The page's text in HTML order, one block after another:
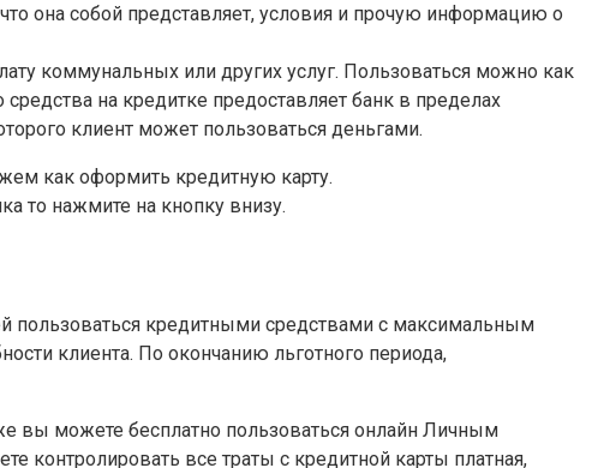
она собой представляет, условия и прочую информацию о
коммунальных или других услуг. Пользоваться можно как
на кредитке предоставляет банк в пределах
клиент может пользоваться деньгами.
как оформить кредитную карту.
то нажмите на кнопку внизу.
пользоваться кредитными средствами с максимальным
клиента. По окончанию льготного периода,
вы можете бесплатно пользоваться онлайн Личным
контролировать все траты с кредитной карты платная,